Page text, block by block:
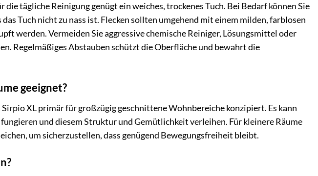
tägliche Reinigung genügt ein weiches, trockenes Tuch. Bei Bedarf können Sie
Tuch nicht zu nass ist. Flecken sollten umgehend mit einem milden, farblosen
werden. Vermeiden Sie aggressive chemische Reiniger, Lösungsmittel oder
Regelmäßiges Abstauben schützt die Oberfläche und bewahrt die
geeignet?
XL primär für großzügig geschnittene Wohnbereiche konzipiert. Es kann
und diesem Struktur und Gemütlichkeit verleihen. Für kleinere Räume
um sicherzustellen, dass genügend Bewegungsfreiheit bleibt.